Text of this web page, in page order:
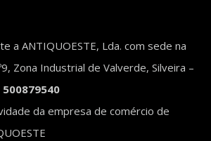
a ANTIQUOESTE, Lda. com sede na
Zona Industrial de Valverde, Silveira –
500879540
da empresa de comércio de